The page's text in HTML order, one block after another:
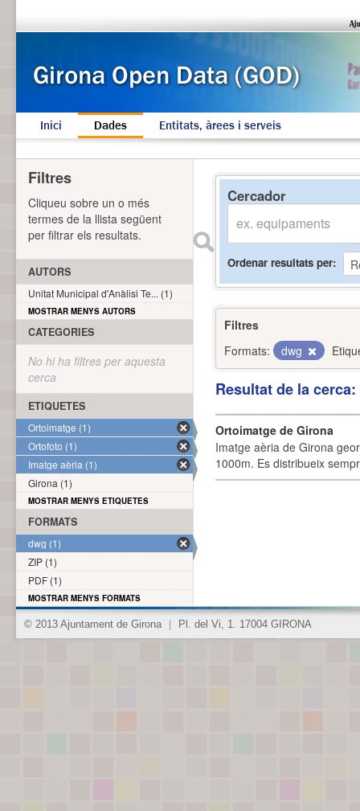
Inici Dades Entitats, àrees i serveis
Cercador
Ordenar resultats per
Filtres
Formats:
dwg
Resultat de la
Ortoimatge de Girona
Imatge aèria de Girona
1000m. Es distribueix
Filtres
Cliqueu sobre un o més
termes de la llista següent
per filtrar els resultats.
AUTORS
Unitat Municipal d'Anàlisi Te... (1)
MOSTRAR MENYS AUTORS
CATEGORIES
No hi ha filtres per aquesta
cerca
ETIQUETES
Ortoimatge (1)
Ortofoto (1)
Imatge aèria (1)
Girona (1)
MOSTRAR MENYS ETIQUETES
FORMATS
dwg (1)
ZIP (1)
PDF (1)
MOSTRAR MENYS FORMATS
© 2013 Ajuntament de Girona Pl. del Vi, 1. 17004 GIRONA